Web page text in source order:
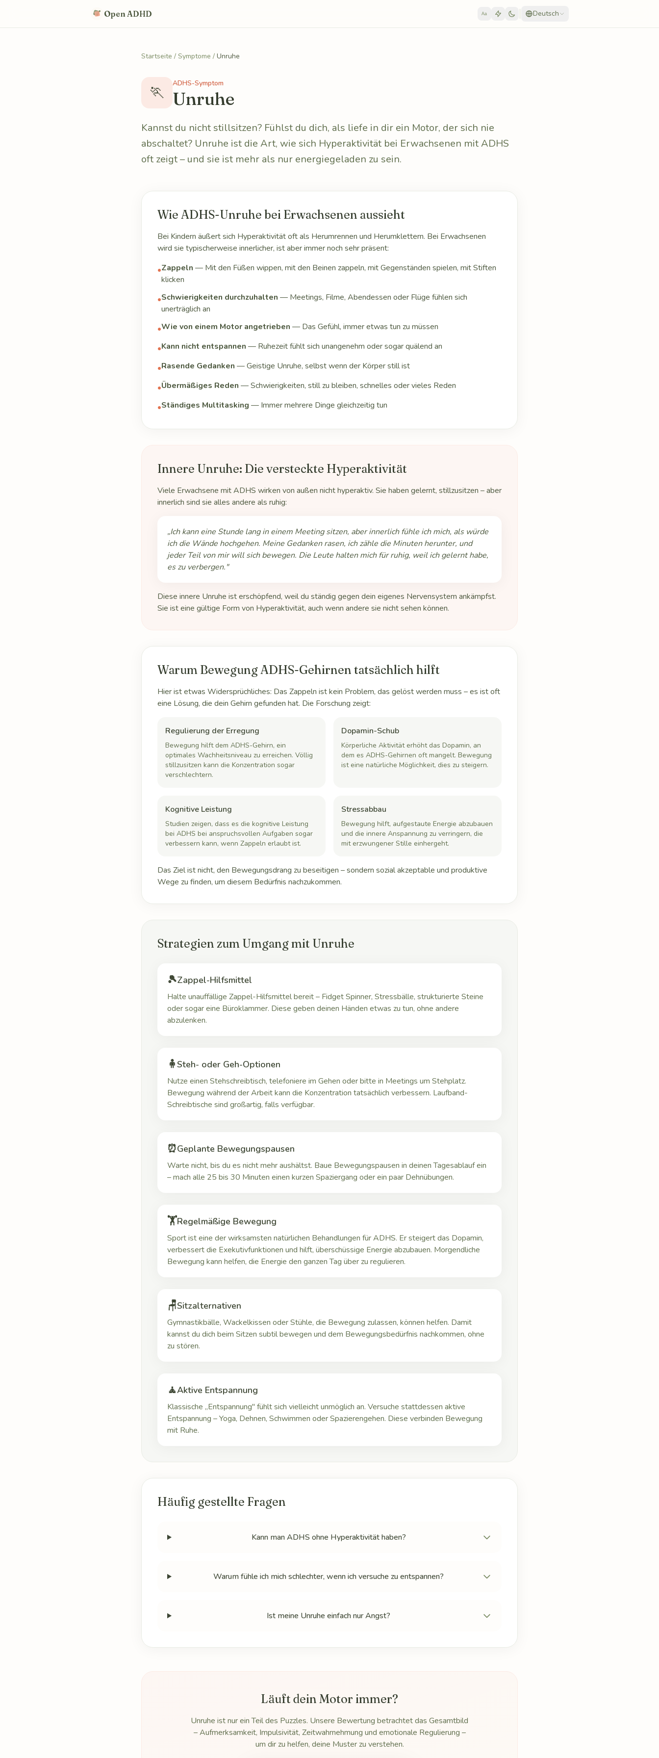
Open ADHD Aa Deutsch
Startseite / Symptome / Unruhe
🏃 ADHS-Symptom
Unruhe
Kannst du nicht stillsitzen? Fühlst du dich, als liefe in dir ein Motor, der sich nie
abschaltet? Unruhe ist die Art, wie sich Hyperaktivität bei Erwachsenen mit ADHS
oft zeigt – und sie ist mehr als nur energiegeladen zu sein.
Wie ADHS-Unruhe bei Erwachsenen aussieht
Bei Kindern äußert sich Hyperaktivität oft als Herumrennen und Herumklettern. Bei Erwachsenen
wird sie typischerweise innerlicher, ist aber immer noch sehr präsent:
•Zappeln — Mit den Füßen wippen, mit den Beinen zappeln, mit Gegenständen spielen, mit Stiften
klicken
•Schwierigkeiten durchzuhalten — Meetings, Filme, Abendessen oder Flüge fühlen sich
unerträglich an
•Wie von einem Motor angetrieben — Das Gefühl, immer etwas tun zu müssen
•Kann nicht entspannen — Ruhezeit fühlt sich unangenehm oder sogar quälend an
•Rasende Gedanken — Geistige Unruhe, selbst wenn der Körper still ist
•Übermäßiges Reden — Schwierigkeiten, still zu bleiben, schnelles oder vieles Reden
•Ständiges Multitasking — Immer mehrere Dinge gleichzeitig tun
Innere Unruhe: Die versteckte Hyperaktivität
Viele Erwachsene mit ADHS wirken von außen nicht hyperaktiv. Sie haben gelernt, stillzusitzen – aber
innerlich sind sie alles andere als ruhig:
„Ich kann eine Stunde lang in einem Meeting sitzen, aber innerlich fühle ich mich, als würde
ich die Wände hochgehen. Meine Gedanken rasen, ich zähle die Minuten herunter, und
jeder Teil von mir will sich bewegen. Die Leute halten mich für ruhig, weil ich gelernt habe,
es zu verbergen."
Diese innere Unruhe ist erschöpfend, weil du ständig gegen dein eigenes Nervensystem ankämpfst.
Sie ist eine gültige Form von Hyperaktivität, auch wenn andere sie nicht sehen können.
Warum Bewegung ADHS-Gehirnen tatsächlich hilft
Hier ist etwas Widersprüchliches: Das Zappeln ist kein Problem, das gelöst werden muss – es ist oft
eine Lösung, die dein Gehirn gefunden hat. Die Forschung zeigt:
Regulierung der Erregung
Bewegung hilft dem ADHS-Gehirn, ein
optimales Wachheitsniveau zu erreichen. Völlig
stillzusitzen kann die Konzentration sogar
verschlechtern.
Dopamin-Schub
Körperliche Aktivität erhöht das Dopamin, an
dem es ADHS-Gehirnen oft mangelt. Bewegung
ist eine natürliche Möglichkeit, dies zu steigern.
Kognitive Leistung
Studien zeigen, dass es die kognitive Leistung
bei ADHS bei anspruchsvollen Aufgaben sogar
verbessern kann, wenn Zappeln erlaubt ist.
Stressabbau
Bewegung hilft, aufgestaute Energie abzubauen
und die innere Anspannung zu verringern, die
mit erzwungener Stille einhergeht.
Das Ziel ist nicht, den Bewegungsdrang zu beseitigen – sondern sozial akzeptable und produktive
Wege zu finden, um diesem Bedürfnis nachzukommen.
Strategien zum Umgang mit Unruhe
🎾Zappel-Hilfsmittel
Halte unauffällige Zappel-Hilfsmittel bereit – Fidget Spinner, Stressbälle, strukturierte Steine
oder sogar eine Büroklammer. Diese geben deinen Händen etwas zu tun, ohne andere
abzulenken.
🧍Steh- oder Geh-Optionen
Nutze einen Stehschreibtisch, telefoniere im Gehen oder bitte in Meetings um Stehplatz.
Bewegung während der Arbeit kann die Konzentration tatsächlich verbessern. Laufband-
Schreibtische sind großartig, falls verfügbar.
⏰Geplante Bewegungspausen
Warte nicht, bis du es nicht mehr aushältst. Baue Bewegungspausen in deinen Tagesablauf ein
– mach alle 25 bis 30 Minuten einen kurzen Spaziergang oder ein paar Dehnübungen.
🏋️Regelmäßige Bewegung
Sport ist eine der wirksamsten natürlichen Behandlungen für ADHS. Er steigert das Dopamin,
verbessert die Exekutivfunktionen und hilft, überschüssige Energie abzubauen. Morgendliche
Bewegung kann helfen, die Energie den ganzen Tag über zu regulieren.
🪑Sitzalternativen
Gymnastikbälle, Wackelkissen oder Stühle, die Bewegung zulassen, können helfen. Damit
kannst du dich beim Sitzen subtil bewegen und dem Bewegungsbedürfnis nachkommen, ohne
zu stören.
🧘Aktive Entspannung
Klassische „Entspannung" fühlt sich vielleicht unmöglich an. Versuche stattdessen aktive
Entspannung – Yoga, Dehnen, Schwimmen oder Spazierengehen. Diese verbinden Bewegung
mit Ruhe.
Häufig gestellte Fragen
Kann man ADHS ohne Hyperaktivität haben?
Warum fühle ich mich schlechter, wenn ich versuche zu entspannen?
Ist meine Unruhe einfach nur Angst?
Läuft dein Motor immer?
Unruhe ist nur ein Teil des Puzzles. Unsere Bewertung betrachtet das Gesamtbild
– Aufmerksamkeit, Impulsivität, Zeitwahrnehmung und emotionale Regulierung –
um dir zu helfen, deine Muster zu verstehen.